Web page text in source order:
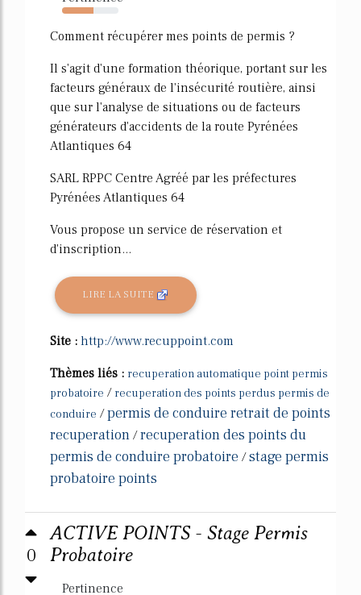
56%
Comment récupérer mes points de permis ?
Il s'agit d'une formation théorique, portant sur les
facteurs généraux de l'insécurité routière, ainsi
que sur l'analyse de situations ou de facteurs
générateurs d'accidents de la route Pyrénées
Atlantiques 64
SARL RPPC Centre Agréé par les préfectures
Pyrénées Atlantiques 64
Vous propose un service de réservation et
d'inscription...
LIRE LA SUITE
Site : http://www.recuppoint.com
Thèmes liés : recuperation automatique point permis
probatoire / recuperation des points perdus permis de
conduire /permis de conduire retrait de points
recuperation /recuperation des points du
permis de conduire probatoire /stage permis
probatoire points
0
ACTIVE POINTS - Stage Permis
Probatoire
Pertinence